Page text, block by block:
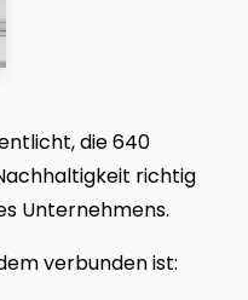
die 640
richtig
Unternehmens.
verbunden ist: